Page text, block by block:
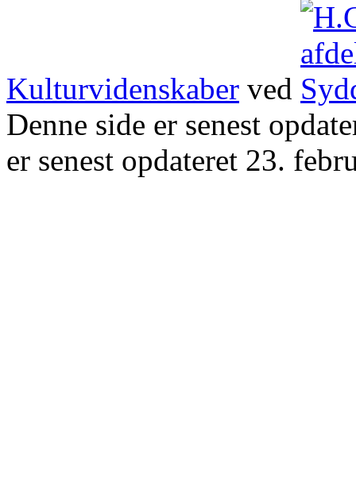
Kulturvidenskaber ved
Denne side er senest
er senest opdateret 23.